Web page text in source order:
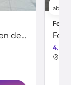
Tolle Wohnung mit Terrasse | Neben dem Strand
ab
4.4